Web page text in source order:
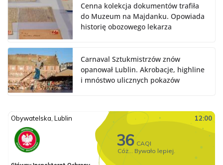
Cenna kolekcja dokumentów trafiła
do Muzeum na Majdanku. Opowiada
historię obozowego lekarza
Carnaval Sztukmistrzów znów
opanował Lublin. Akrobacje, highline
i mnóstwo ulicznych pokazów